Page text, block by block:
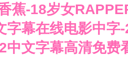
-18岁女
幕在线电影中
中文字幕高清免费